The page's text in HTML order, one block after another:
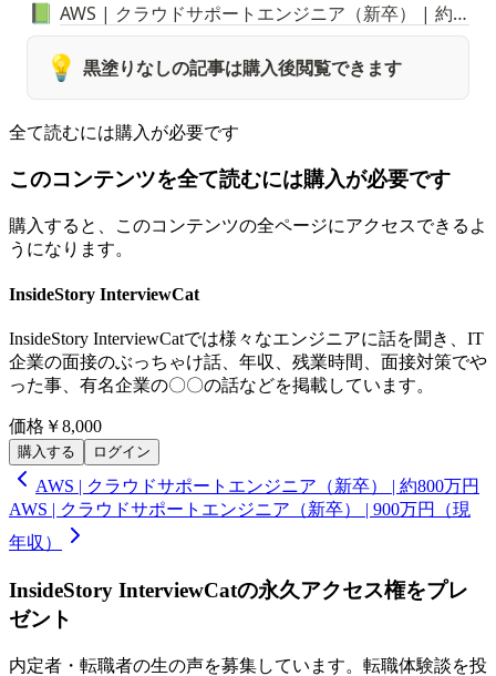
AWS | クラウドサポートエンジニア（新卒） | 約800万円
💡 黒塗りなしの記事は購入後閲覧できます
全て読むには購入が必要です
このコンテンツを全て読むには購入が必要です
購入すると、このコンテンツの全ページにアクセスできるよ
うになります。
InsideStory InterviewCat
InsideStory InterviewCatでは様々なエンジニアに話を聞き、IT
企業の面接のぶっちゃけ話、年収、残業時間、面接対策でや
った事、有名企業の〇〇の話などを掲載しています。
価格 ￥8,000
購入する ログイン
AWS | クラウドサポートエンジニア（新卒） | 約800万円
AWS | クラウドサポートエンジニア（新卒） | 900万円（現
年収）
InsideStory InterviewCatの永久アクセス権をプレ
ゼント
内定者・転職者の生の声を募集しています。転職体験談を投